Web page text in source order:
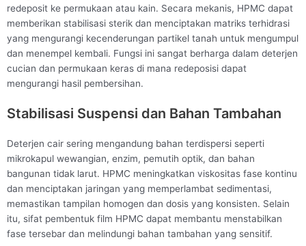
redeposit ke permukaan atau kain. Secara mekanis, HPMC dapat
memberikan stabilisasi sterik dan menciptakan matriks terhidrasi
yang mengurangi kecenderungan partikel tanah untuk mengumpul
dan menempel kembali. Fungsi ini sangat berharga dalam deterjen
cucian dan permukaan keras di mana redeposisi dapat
mengurangi hasil pembersihan.
Stabilisasi Suspensi dan Bahan Tambahan
Deterjen cair sering mengandung bahan terdispersi seperti
mikrokapul wewangian, enzim, pemutih optik, dan bahan
bangunan tidak larut. HPMC meningkatkan viskositas fase kontinu
dan menciptakan jaringan yang memperlambat sedimentasi,
memastikan tampilan homogen dan dosis yang konsisten. Selain
itu, sifat pembentuk film HPMC dapat membantu menstabilkan
fase tersebar dan melindungi bahan tambahan yang sensitif.